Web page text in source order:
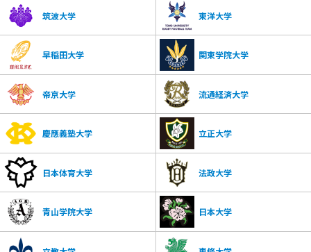
筑波大学
早稲田大学
帝京大学
慶應義塾大学
日本体育大学
青山学院大学
東洋大学
関東学院大学
流通経済大学
立正大学
法政大学
日本大学